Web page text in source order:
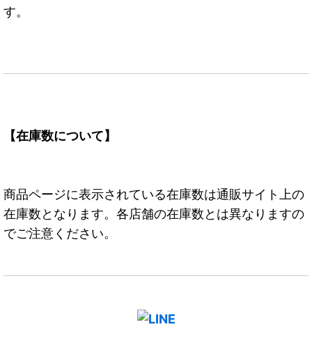
す。
【在庫数について】
商品ページに表示されている在庫数は通販サイト上の
在庫数となります。各店舗の在庫数とは異なりますの
でご注意ください。